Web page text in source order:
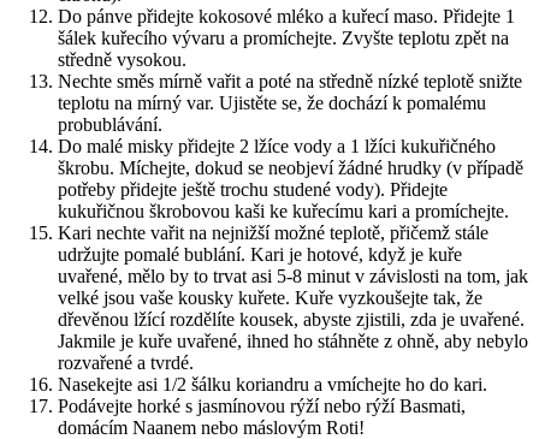
Do pánve přidejte kokosové mléko a kuřecí maso. Přidejte 1
šálek kuřecího vývaru a promíchejte. Zvyšte teplotu zpět na
středně vysokou.
Nechte směs mírně vařit a poté na středně nízké teplotě snižte
teplotu na mírný var. Ujistěte se, že dochází k pomalému
probublávání.
Do malé misky přidejte 2 lžíce vody a 1 lžíci kukuřičného
škrobu. Míchejte, dokud se neobjeví žádné hrudky (v případě
potřeby přidejte ještě trochu studené vody). Přidejte
kukuřičnou škrobovou kaši ke kuřecímu kari a promíchejte.
Kari nechte vařit na nejnižší možné teplotě, přičemž stále
udržujte pomalé bublání. Kari je hotové, když je kuře
uvařené, mělo by to trvat asi 5-8 minut v závislosti na tom, jak
velké jsou vaše kousky kuřete. Kuře vyzkoušejte tak, že
dřevěnou lžící rozdělíte kousek, abyste zjistili, zda je uvařené.
Jakmile je kuře uvařené, ihned ho stáhněte z ohně, aby nebylo
rozvařené a tvrdé.
Nasekejte asi 1/2 šálku koriandru a vmíchejte ho do kari.
Podávejte horké s jasmínovou rýží nebo rýží Basmati,
domácím Naanem nebo máslovým Roti!